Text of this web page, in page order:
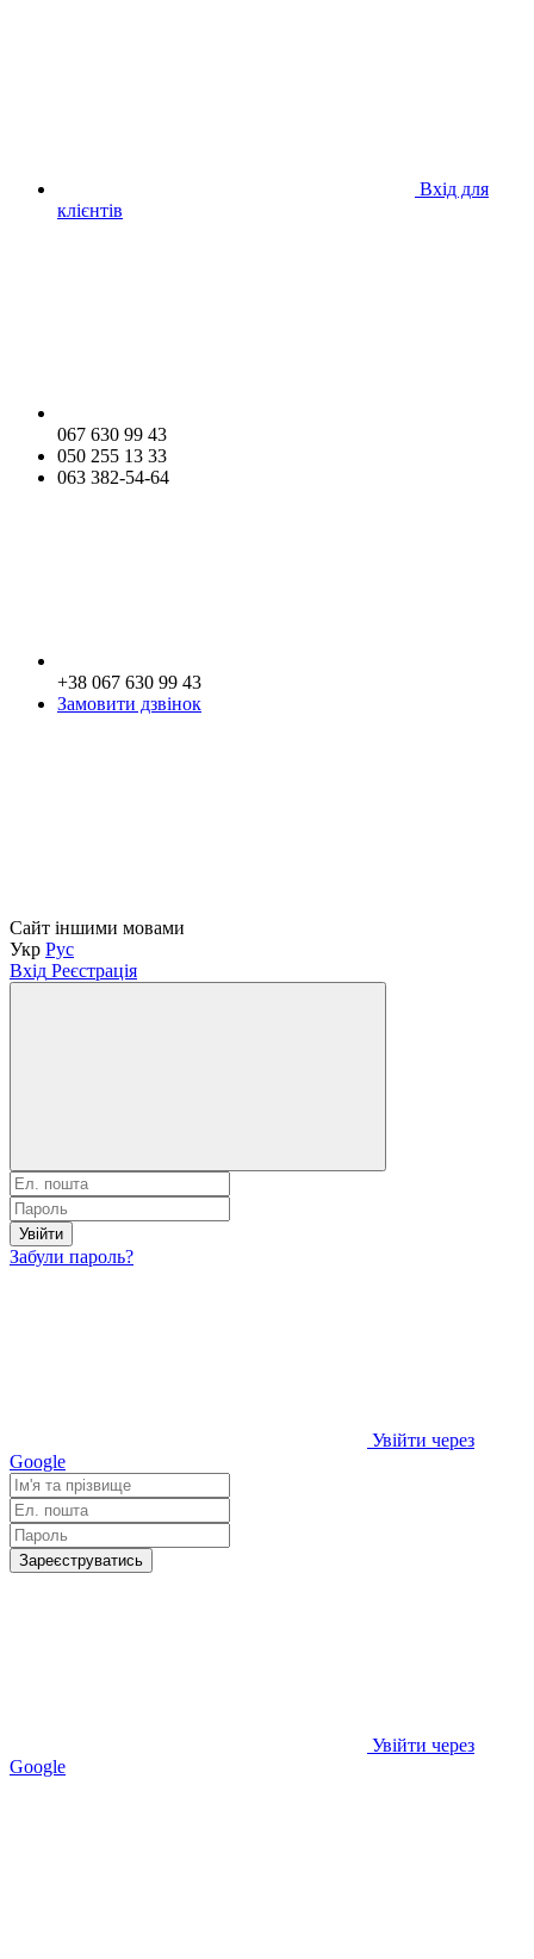
Вхід для
клієнтів
067 630 99 43
050 255 13 33
063 382-54-64
+38 067 630 99 43
Замовити дзвінок
Сайт іншими мовами
Укр Рус
Вхід Реєстрація
Увійти
Забули пароль?
Увійти через
Google
Зареєструватись
Увійти через
Google